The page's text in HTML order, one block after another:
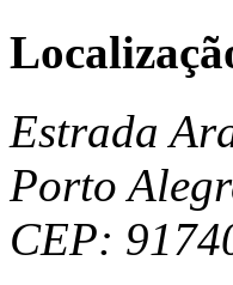
Estrada
Porto
CEP: